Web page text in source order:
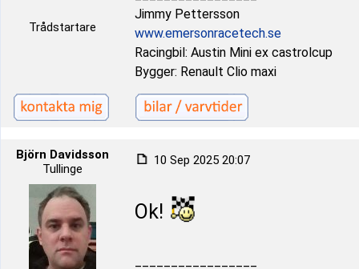
Trådstartare
Jimmy Pettersson
www.emersonracetech.se
Racingbil: Austin Mini ex castrolcup
Bygger: Renault Clio maxi
Björn Davidsson
Tullinge
10 Sep 2025 20:07
Ok!